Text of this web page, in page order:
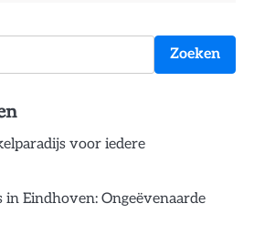
Zoeken
voor iedere
in Eindhoven: Ongeëvenaarde